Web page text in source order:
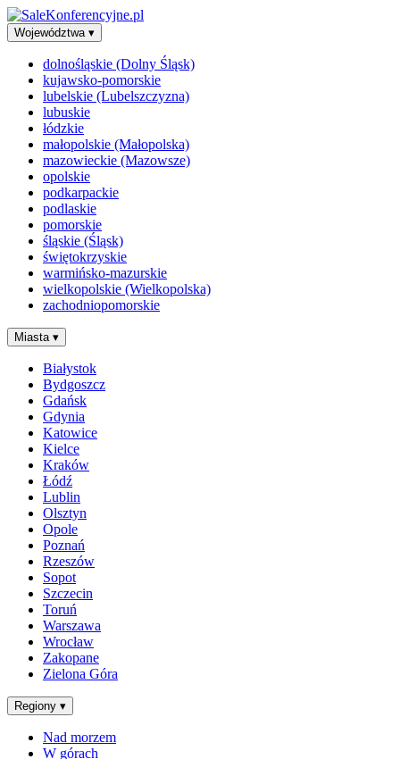
Województwa ▾
dolnośląskie (Dolny Śląsk)
kujawsko-pomorskie
lubelskie (Lubelszczyzna)
lubuskie
łódzkie
małopolskie (Małopolska)
mazowieckie (Mazowsze)
opolskie
podkarpackie
podlaskie
pomorskie
śląskie (Śląsk)
świętokrzyskie
warmińsko-mazurskie
wielkopolskie (Wielkopolska)
zachodniopomorskie
Miasta ▾
Białystok
Bydgoszcz
Gdańsk
Gdynia
Katowice
Kielce
Kraków
Łódź
Lublin
Olsztyn
Opole
Poznań
Rzeszów
Sopot
Szczecin
Toruń
Warszawa
Wrocław
Zakopane
Zielona Góra
Regiony ▾
Nad morzem
W górach